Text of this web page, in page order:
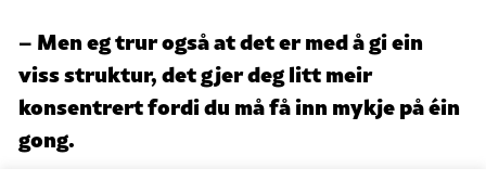
– Men eg trur også at det er med å gi ein
viss struktur, det gjer deg litt meir
konsentrert fordi du må få inn mykje på éin
gong.